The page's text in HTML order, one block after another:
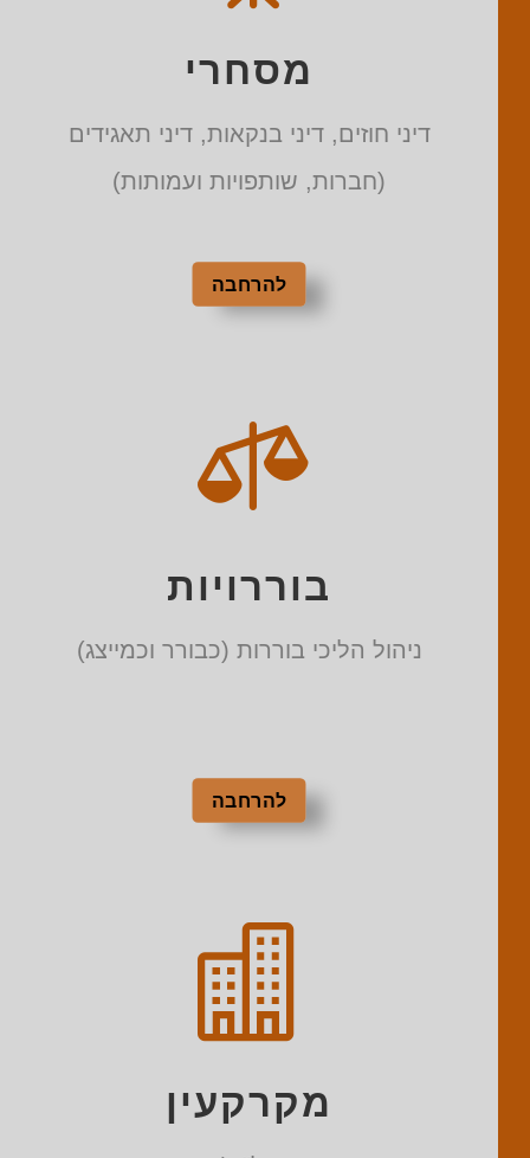
מסחרי
דיני חוזים, דיני בנקאות, דיני תאגידים
(חברות, שותפויות ועמותות)
להרחבה

בוררויות
ניהול הליכי בוררות (כבורר וכמייצג)
להרחבה

מקרקעין